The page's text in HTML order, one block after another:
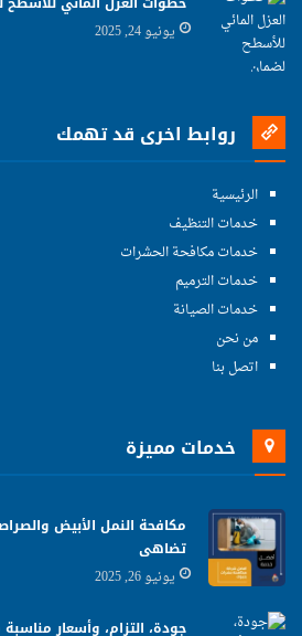
يونيو 24, 2025
روابط اخرى قد تهمك
الرئيسية
خدمات التنظيف
خدمات مكافحة الحشرات
خدمات الترميم
خدمات الصيانة
من نحن
اتصل بنا
خدمات مميزة
مكافحة النمل الأبيض
تضاهى
يونيو 26, 2025
جودة، التزام، وأسعار